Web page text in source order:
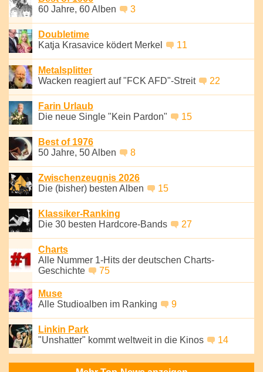
60 Jahre, 60 Alben
3
Doubletime
Katja Krasavice ködert Merkel
11
Metalsplitter
Wacken reagiert auf "FCK AFD"-Streit
22
Farin Urlaub
Die neue Single "Kein Pardon"
15
Best of 1976
50 Jahre, 50 Alben
8
Zwischenzeugnis 2026
Die (bisher) besten Alben
15
Klassiker-Ranking
Die 30 besten Hardcore-Bands
27
Charts
Alle Nummer 1-Hits der deutschen Charts-
Geschichte
75
Muse
Alle Studioalben im Ranking
9
Linkin Park
"Unshatter" kommt weltweit in die Kinos
14